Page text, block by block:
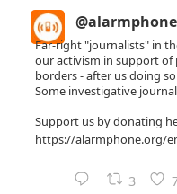
@alarmphone
Far-right "journalists" in
our activism in support of
borders - after us doing
Some investigative
Support us by donating
https://alarmphone.org/
3